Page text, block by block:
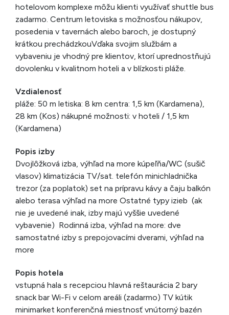
hotelovom komplexe môžu klienti využívať shuttle bus
zadarmo. Centrum letoviska s možnosťou nákupov,
posedenia v tavernách alebo baroch, je dostupný
krátkou prechádzkouVďaka svojim službám a
vybaveniu je vhodný pre klientov, ktorí uprednostňujú
dovolenku v kvalitnom hoteli a v blízkosti pláže.
Vzdialenosť
pláže: 50 m letiska: 8 km centra: 1,5 km (Kardamena),
28 km (Kos) nákupné možnosti: v hoteli / 1,5 km
(Kardamena)
Popis izby
Dvojlôžková izba, výhľad na more kúpeľňa/WC (sušič
vlasov) klimatizácia TV/sat. telefón minichladnička
trezor (za poplatok) set na prípravu kávy a čaju balkón
alebo terasa výhľad na more Ostatné typy izieb (ak
nie je uvedené inak, izby majú vyššie uvedené
vybavenie) Rodinná izba, výhľad na more: dve
samostatné izby s prepojovacími dverami, výhľad na
more
Popis hotela
vstupná hala s recepciou hlavná reštaurácia 2 bary
snack bar Wi-Fi v celom areáli (zadarmo) TV kútik
minimarket konferenčná miestnosť vnútorný bazén